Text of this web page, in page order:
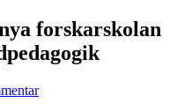
forskarskolan